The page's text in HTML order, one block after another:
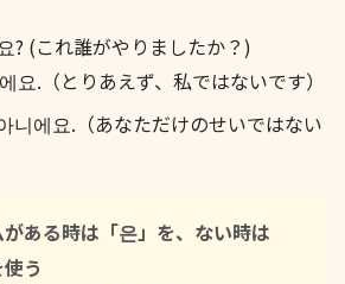
? (これ誰がやりましたか？)
요.（とりあえず、私ではないです）
니에요.（あなただけのせいではない
ある時は「은」を、ない時は
使う